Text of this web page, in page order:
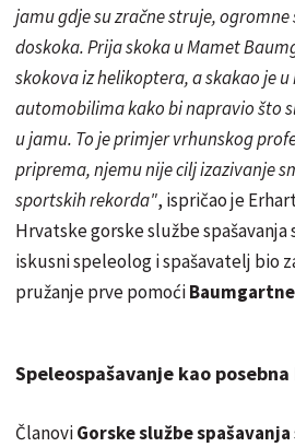
jamu gdje su zračne struje,
doskoka. Prija skoka u Mamet
skokova iz helikoptera, a skakao je
automobilima kako bi napravio što
u jamu. To je primjer vrhunskog
priprema, njemu nije cilj izazivanje
sportskih rekorda", ispričao je
Hrvatske gorske službe spašavanja
iskusni speleolog i spašavatelj bio
pružanje prve pomoći
Speleospašavanje kao
ČlanoviGorske službe spašavanja